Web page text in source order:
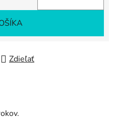
Zdieľať